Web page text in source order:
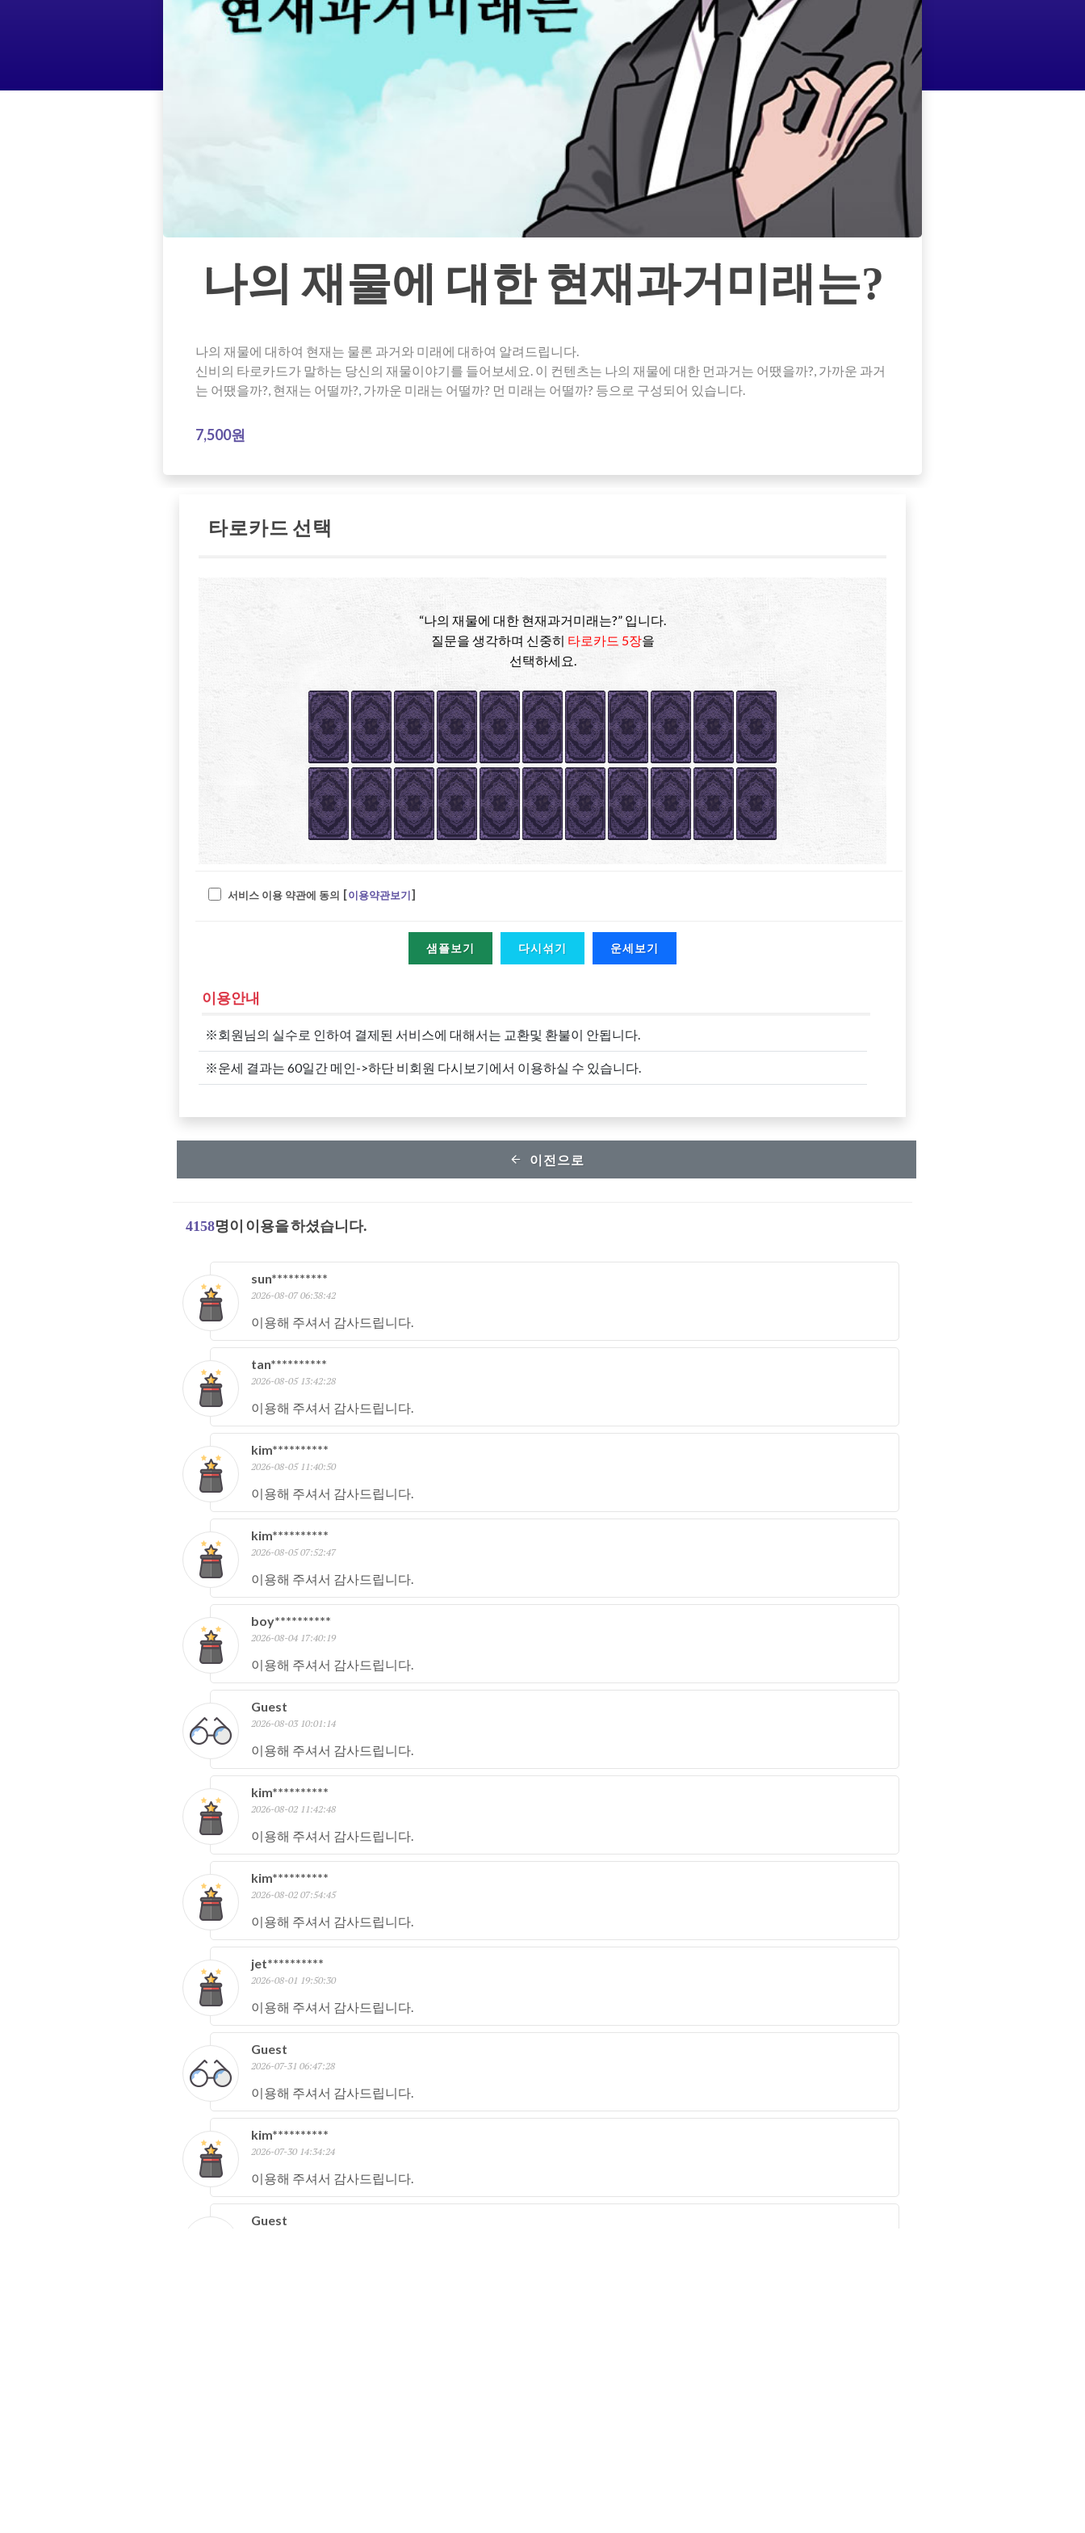
나의 재물에 대한 현재과거미래는?
나의 재물에 대하여 현재는 물론 과거와 미래에 대하여 알려드립니다.
신비의 타로카드가 말하는 당신의 재물이야기를 들어보세요. 이 컨텐츠는 나의 재물에 대한 먼과거는 어땠을까?, 가까운 과거
는 어땠을까?, 현재는 어떨까?, 가까운 미래는 어떨까? 먼 미래는 어떨까? 등으로 구성되어 있습니다.
7,500원
타로카드 선택
“나의 재물에 대한 현재과거미래는?” 입니다.
질문을 생각하며 신중히 타로카드 5장을
선택하세요.
서비스 이용 약관에 동의 [이용약관보기]
샘플보기 다시섞기 운세보기
이용안내
※회원님의 실수로 인하여 결제된 서비스에 대해서는 교환및 환불이 안됩니다.
※운세 결과는 60일간 메인->하단 비회원 다시보기에서 이용하실 수 있습니다.
이전으로
4158명이 이용을 하셨습니다.
sun**********
2026-08-07 06:38:42
이용해 주셔서 감사드립니다.
tan**********
2026-08-05 13:42:28
이용해 주셔서 감사드립니다.
kim**********
2026-08-05 11:40:50
이용해 주셔서 감사드립니다.
kim**********
2026-08-05 07:52:47
이용해 주셔서 감사드립니다.
boy**********
2026-08-04 17:40:19
이용해 주셔서 감사드립니다.
Guest
2026-08-03 10:01:14
이용해 주셔서 감사드립니다.
kim**********
2026-08-02 11:42:48
이용해 주셔서 감사드립니다.
kim**********
2026-08-02 07:54:45
이용해 주셔서 감사드립니다.
jet**********
2026-08-01 19:50:30
이용해 주셔서 감사드립니다.
Guest
2026-07-31 06:47:28
이용해 주셔서 감사드립니다.
kim**********
2026-07-30 14:34:24
이용해 주셔서 감사드립니다.
Guest